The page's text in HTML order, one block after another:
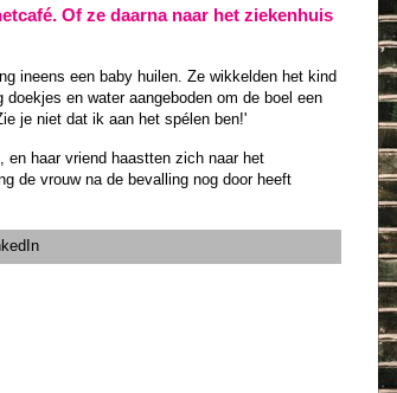
Of ze daarna naar het ziekenhuis
ineens een baby huilen. Ze wikkelden het kind
en water aangeboden om de boel een
je niet dat ik aan het spélen ben!'
en haar vriend haastten zich naar het
de vrouw na de bevalling nog door heeft